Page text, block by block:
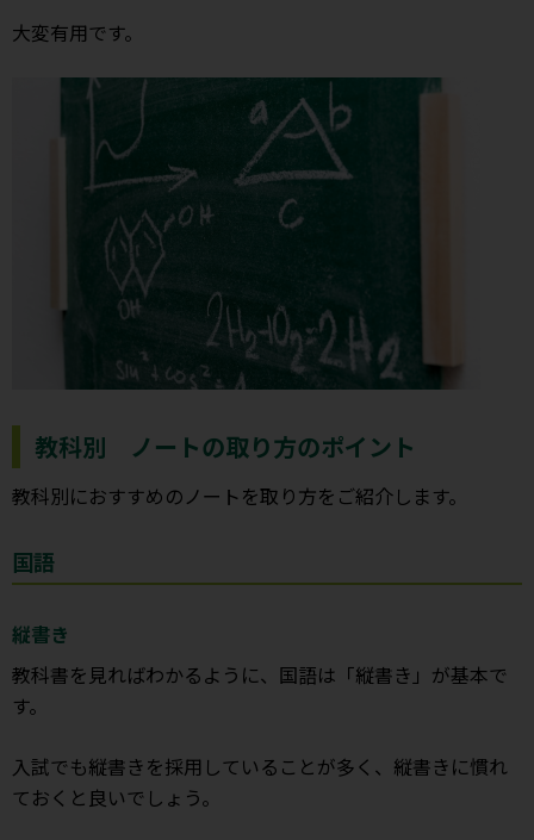
大変有用です。
教科別 ノートの取り方のポイント
教科別におすすめのノートを取り方をご紹介します。
国語
縦書き
教科書を見ればわかるように、国語は「縦書き」が基本で
す。
入試でも縦書きを採用していることが多く、縦書きに慣れ
ておくと良いでしょう。